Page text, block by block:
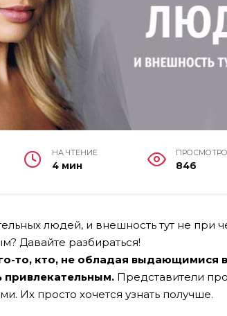
НА ЧТЕНИЕ
4 мин 846
людей, и внешность тут не при
Давайте разбираться!
то, кто, не обладая
привлекательным. Представители
Их просто хочется узнать получше.